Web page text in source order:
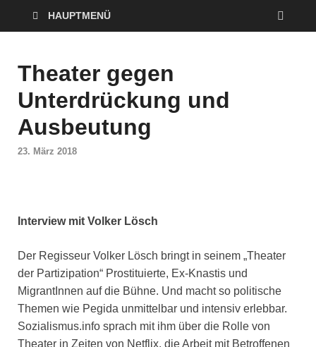
HAUPTMENÜ
Theater gegen
Unterdrückung und
Ausbeutung
23. März 2018
Interview mit Volker Lösch
Der Regisseur Volker Lösch bringt in seinem „Theater
der Partizipation“ Prostituierte, Ex-Knastis und
MigrantInnen auf die Bühne. Und macht so politische
Themen wie Pegida unmittelbar und intensiv erlebbar.
Sozialismus.info sprach mit ihm über die Rolle von
Theater in Zeiten von Netflix, die Arbeit mit Betroffenen